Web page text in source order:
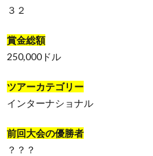
３２
賞金総額
250,000ドル
ツアーカテゴリー
インターナショナル
前回大会の優勝者
？？？